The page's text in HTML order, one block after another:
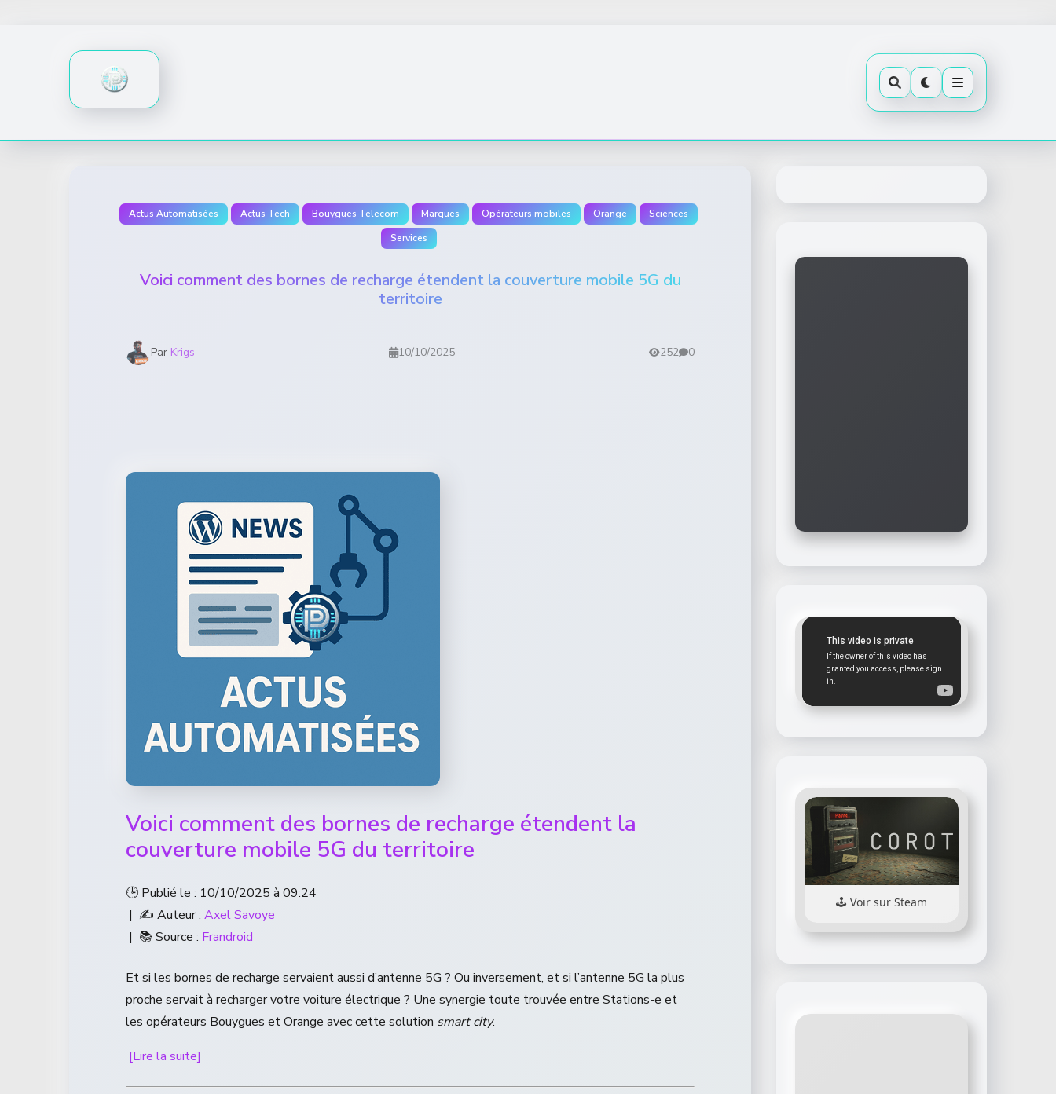
Actus Automatisées Actus Tech Bouygues Telecom Marques Opérateurs mobiles Orange
Sciences
Services
Voici comment des bornes de recharge étendent la couverture mobile 5G du
territoire
Par Krigs 10/10/2025 252 0
Voici comment des bornes de recharge étendent la
couverture mobile 5G du territoire
🕒 Publié le : 10/10/2025 à 09:24
| ✍️ Auteur : Axel Savoye
| 📚 Source : Frandroid
Et si les bornes de recharge servaient aussi d’antenne 5G ? Ou inversement, et si l’antenne 5G la plus
proche servait à recharger votre voiture électrique ? Une synergie toute trouvée entre Stations-e et
les opérateurs Bouygues et Orange avec cette solution smart city.
[Lire la suite]
Voir sur Steam